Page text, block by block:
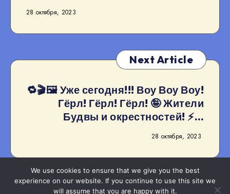
28 октября, 2023
Next Article
🔁🎬🖼 Уже сегодня!!! Воу Воу Воу!
Гёрл! Гёрл! Гёрл! 🤪 Жители
Будвы и окрестностей! ⚡…
28 октября, 2023
We use cookies to ensure that we give you the best
experience on our website. If you continue to use this site we
will assume that you are happy with it.